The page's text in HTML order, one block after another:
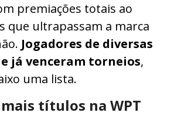
premiações totais ao
que ultrapassam a marca
Jogadores de diversas
já venceram torneios,
uma lista.
títulos na WPT